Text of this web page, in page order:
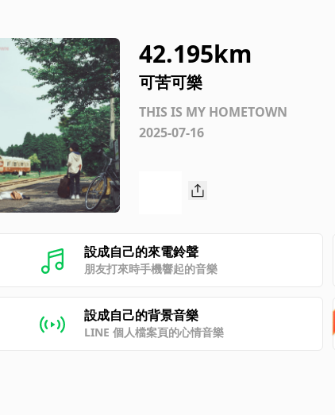
42.195km
可苦可樂
THIS IS MY HOMETOWN
2025-07-16
設成自己的來電鈴聲
朋友打來時手機響起的音樂
設成自己的背景音樂
LINE 個人檔案頁的心情音樂